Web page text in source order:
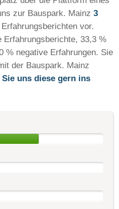
zur Bauspark. Mainz 3
vor.
33,3 %
% negative Erfahrungen. Sie
der Bauspark. Mainz
uns diese gern ins